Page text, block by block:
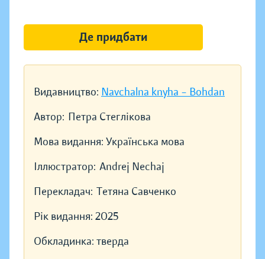
Видавництво: Navchalna knyha – Bohdan
Автор: Петра Стеглікова
Мова видання: Українська мова
Іллюстратор: Andrej Nechaj
Перекладач: Тетяна Савченко
Рік видання: 2025
Обкладинка: тверда
Де придбати